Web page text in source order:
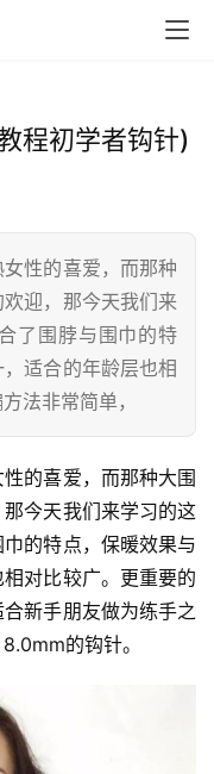
程初学者钩针)
性的喜爱，而那种
迎，那今天我们来
了围脖与围巾的特
适合的年龄层也相
法非常简单，
的喜爱，而那种大围
今天我们来学习的这
的特点，保暖效果与
对比较广。更重要的
新手朋友做为练手之
的钩针。